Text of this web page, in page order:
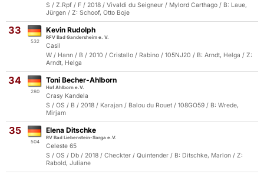
S / Z.Rpf / F / 2018 / Vivaldi du Seigneur / Mylord Carthago / B: Laue,
Jürgen / Z: Schoof, Otto Boje
33
532
Kevin Rudolph
RFV Bad Gandersheim e. V.
Casil
W / Hann / B / 2010 / Cristallo / Rabino / 105NJ20 / B: Arndt, Helga / Z:
Arndt, Helga
34
280
Toni Becher-Ahlborn
Hof Ahlborn e.V.
Crasy Kandela
S / OS / B / 2018 / Karajan / Balou du Rouet / 108GO59 / B: Wrede,
Mirjam
35
504
Elena Ditschke
RV Bad Liebenstein-Sorga e.V.
Celeste 65
S / OS / Db / 2018 / Checkter / Quintender / B: Ditschke, Marlon / Z:
Rabold, Juliane